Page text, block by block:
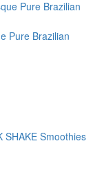
Pure Brazilian